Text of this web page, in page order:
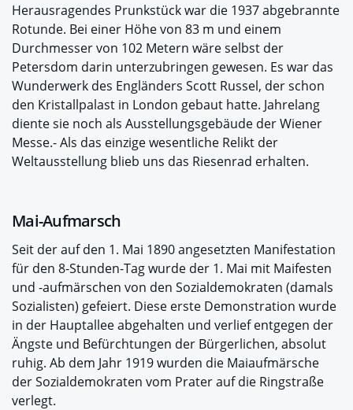
Herausragendes Prunkstück war die 1937 abgebrannte
Rotunde. Bei einer Höhe von 83 m und einem
Durchmesser von 102 Metern wäre selbst der
Petersdom darin unterzubringen gewesen. Es war das
Wunderwerk des Engländers Scott Russel, der schon
den Kristallpalast in London gebaut hatte. Jahrelang
diente sie noch als Ausstellungsgebäude der Wiener
Messe.- Als das einzige wesentliche Relikt der
Weltausstellung blieb uns das Riesenrad erhalten.
Mai-Aufmarsch
Seit der auf den 1. Mai 1890 angesetzten Manifestation
für den 8-Stunden-Tag wurde der 1. Mai mit Maifesten
und -aufmärschen von den Sozialdemokraten (damals
Sozialisten) gefeiert. Diese erste Demonstration wurde
in der Hauptallee abgehalten und verlief entgegen der
Ängste und Befürchtungen der Bürgerlichen, absolut
ruhig. Ab dem Jahr 1919 wurden die Maiaufmärsche
der Sozialdemokraten vom Prater auf die Ringstraße
verlegt.